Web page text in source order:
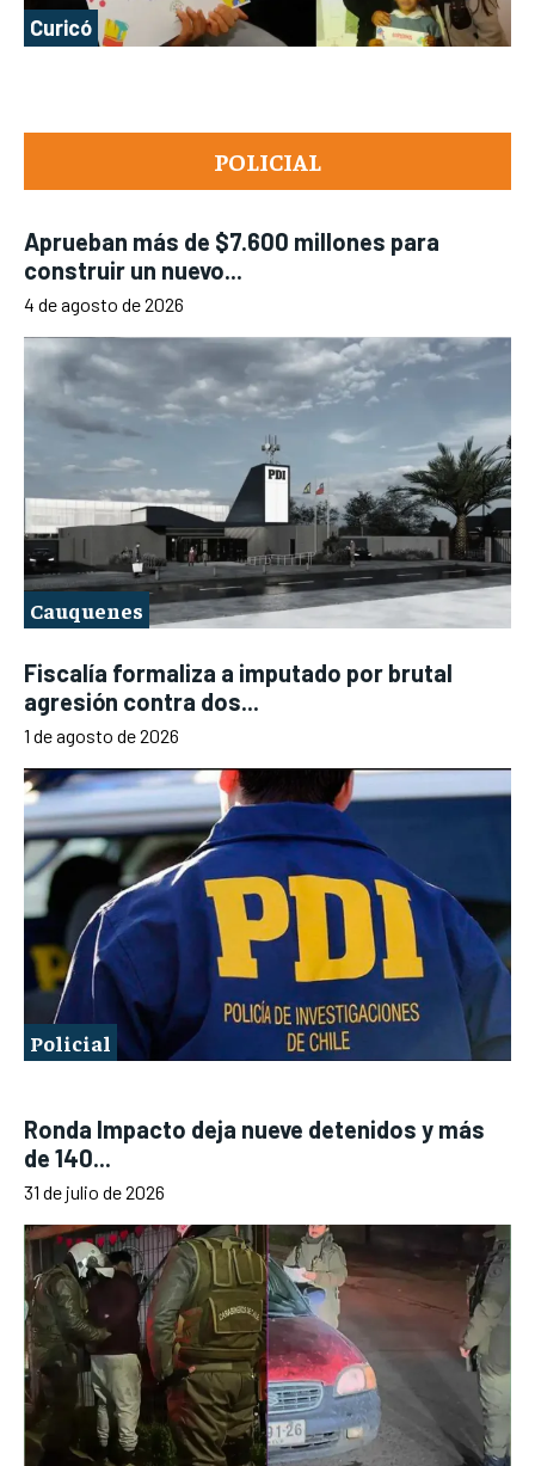
POLICIAL
Aprueban más de $7.600 millones para
construir un nuevo...
4 de agosto de 2026
Cauquenes
Fiscalía formaliza a imputado por brutal
agresión contra dos...
1 de agosto de 2026
Policial
Ronda Impacto deja nueve detenidos y más
de 140...
31 de julio de 2026
Curicó